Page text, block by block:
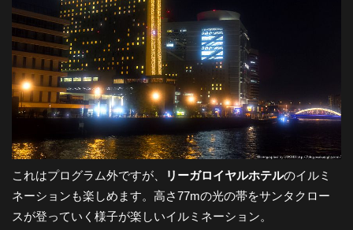
これはプログラム外ですが、 リーガロイヤルホテルのイルミ
ネーションも楽しめます。高さ77mの光の帯をサンタクロー
スが登っていく様子が楽しいイルミネーション。